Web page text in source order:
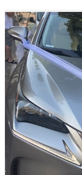
צור קשר
מדיניות פרטית
החשבון שלי